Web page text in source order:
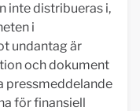
inte distribueras i,
i
undantag är
och dokument
pressmeddelande
för finansiell